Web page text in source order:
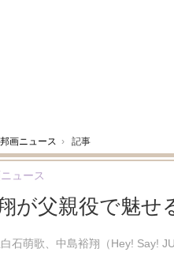
邦画ニュース › 記事
が父親役で魅せ
石萌歌、中島裕翔（Hey! Say!
ュース